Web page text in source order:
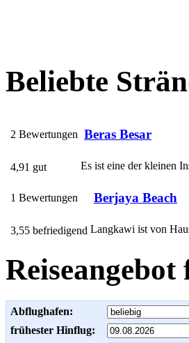
Beliebte
2 Bewertungen Beras Besar
Es ist eine der kleinen
4,91 gut
1 Bewertungen Berjaya Beach
Langkawi ist von
3,55 befriedigend
Abflughafen:
frühester Hinflug: